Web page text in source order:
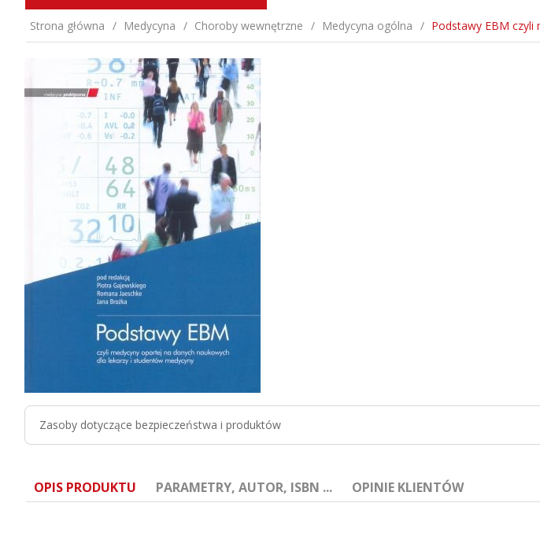
Strona główna Medycyna Choroby wewnętrzne Medycyna ogólna Podstawy EBM czyli
Zasoby dotyczące bezpieczeństwa i produktów
OPIS PRODUKTU PARAMETRY, AUTOR, ISBN ... OPINIE KLIENTÓW